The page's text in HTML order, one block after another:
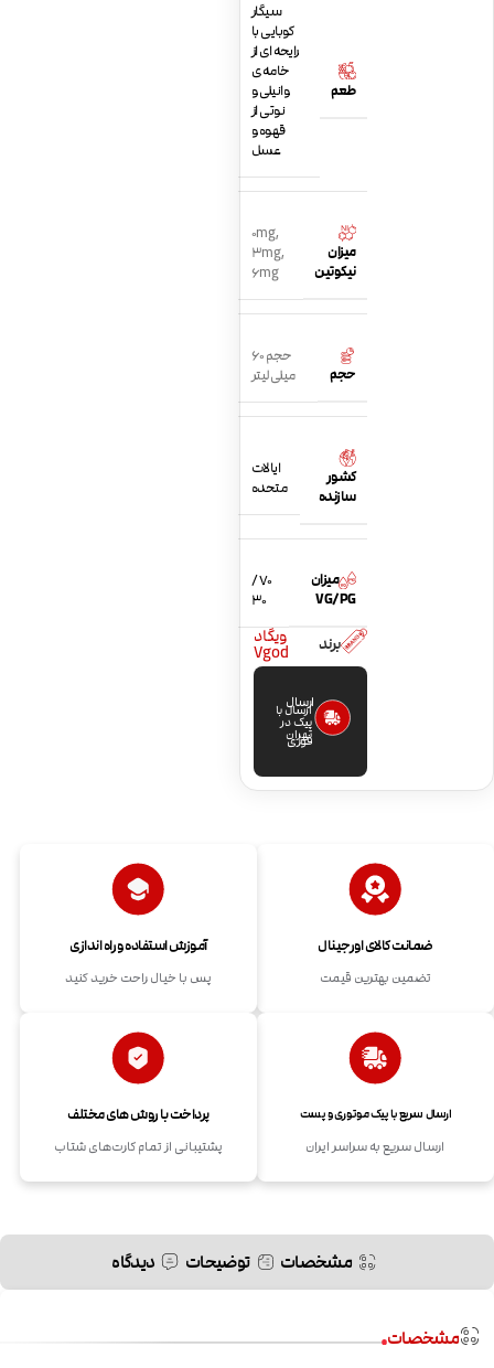
طعم
سیگار
کوبایی با
رایحه ای از
خامه ی
وانیلی و
نوتی از
قهوه و
عسل
میزان
نیکوتین
0mg,
3mg,
6mg
حجم
حجم 60
میلی لیتر
کشور
سازنده
ایالات
متحده
میزان
VG/PG
70 /
30
برند ویگاد
Vgod
ارسال
فوری
ارسال با
پیک در
تهران
ضمانت کالای اورجینال
تضمین بهترین قیمت
آموزش استفاده و راه اندازی
پس با خیال راحت خرید کنید
ارسال سریع با پیک موتوری و پست
ارسال سریع به سراسر ایران
پرداخت با روش های مختلف
پشتیبانی از تمام کارت‌های شتاب
مشخصات توضیحات دیدگاه
مشخصات